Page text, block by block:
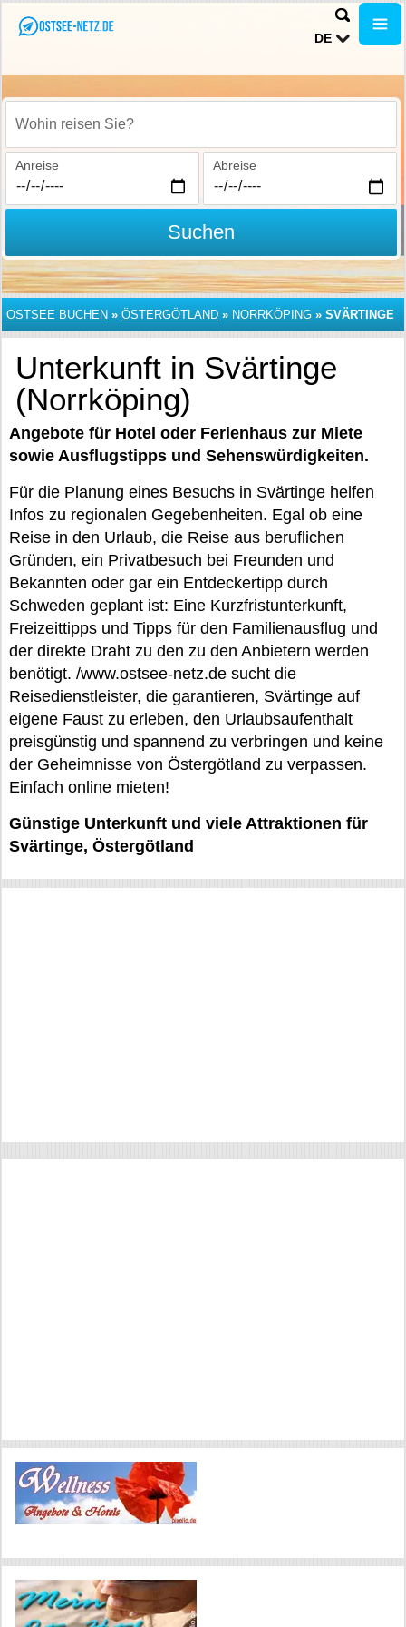
DE
Wohin reisen Sie?
Anreise Abreise
Suchen
OSTSEE BUCHEN » ÖSTERGÖTLAND » NORRKÖPING » SVÄRTINGE
Unterkunft in Svärtinge
(Norrköping)
Angebote für Hotel oder Ferienhaus zur Miete
sowie Ausflugstipps und Sehenswürdigkeiten.
Für die Planung eines Besuchs in Svärtinge helfen
Infos zu regionalen Gegebenheiten. Egal ob eine
Reise in den Urlaub, die Reise aus beruflichen
Gründen, ein Privatbesuch bei Freunden und
Bekannten oder gar ein Entdeckertipp durch
Schweden geplant ist: Eine Kurzfristunterkunft,
Freizeittipps und Tipps für den Familienausflug und
der direkte Draht zu den zu den Anbietern werden
benötigt. /www.ostsee-netz.de sucht die
Reisedienstleister, die garantieren, Svärtinge auf
eigene Faust zu erleben, den Urlaubsaufenthalt
preisgünstig und spannend zu verbringen und keine
der Geheimnisse von Östergötland zu verpassen.
Einfach online mieten!
Günstige Unterkunft und viele Attraktionen für
Svärtinge, Östergötland